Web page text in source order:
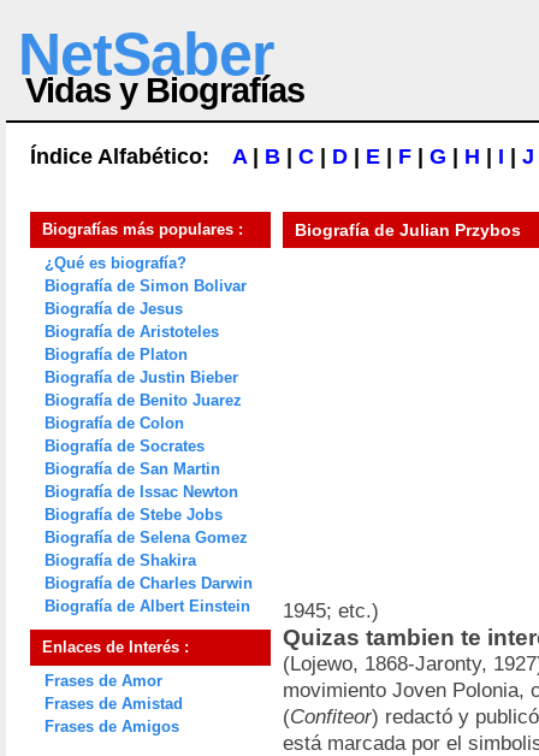
NetSaber
Vidas y Biografías
Índice Alfabético: A| B C D E F G H I J
Biografías más populares :
¿Qué es biografía?
Biografía de Simon Bolivar
Biografía de Jesus
Biografía de Aristoteles
Biografía de Platon
Biografía de Justin Bieber
Biografía de Benito Juarez
Biografía de Colon
Biografía de Socrates
Biografía de San Martin
Biografía de Issac Newton
Biografía de Stebe Jobs
Biografía de Selena Gomez
Biografía de Shakira
Biografía de Charles Darwin
Biografía de Albert Einstein
Enlaces de Interés :
Frases de Amor
Frases de Amistad
Frases de Amigos
Biografía de Julian Przybos
1945; etc.)
Quizas tambien te
(Lojewo, 1868-Jaronty,
movimiento Joven Polonia,
(Confiteor) redactó y
está marcada por el